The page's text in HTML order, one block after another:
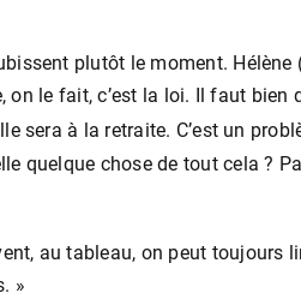
plutôt le moment.
on le fait, c’est la loi. Il faut
sera à la retraite. C’est un
quelque chose de tout cela ?
au tableau, on peut toujours
»